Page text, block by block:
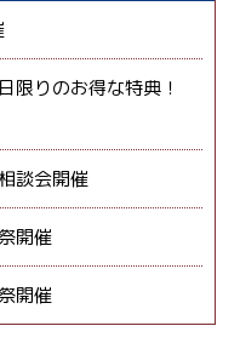
りのお得な特典！
談会開催
開催
開催